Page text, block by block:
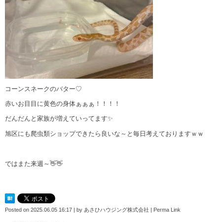
コーンスネークのバター♡
赤いお目目に黄色の身体ぁぁぁ！！！！
だんだんと家族が増えていってます✨
旭区にも爬虫類ショップできたら良いな～と毎日考えておりますｗｗ
ではまた来週～👋👋
Posted on 2025.06.05 16:17 | by あさひハウジング株式会社 | Perma Link